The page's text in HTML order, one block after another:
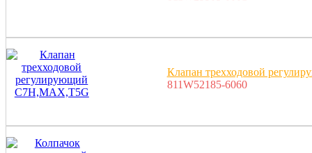
Клапан трехходовой
811W52185-6060